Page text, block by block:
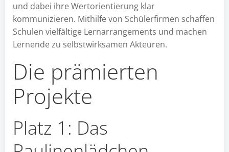
und dabei ihre Wertorientierung klar
kommunizieren. Mithilfe von Schülerfirmen schaffen
Schulen vielfältige Lernarrangements und machen
Lernende zu selbstwirksamen Akteuren.
Die prämierten
Projekte
Platz 1: Das